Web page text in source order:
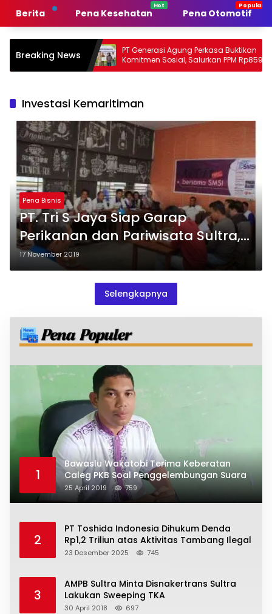
Berita Pena Kesehatan Pena Otomotif
Breaking NewsPT Generasi Agung Perkasa Buktikan
Komitmen Sosial, Salurkan PPM Rp859,4
Juta untuk Masyarakat Lingkar
Investasi Kemaritiman
Pena Bisnis
PT. Tri S Jaya Siap Garap
Perikanan dan Pariwisata Sultra,
Nilai Investasi Rp200 T
17 November 2019
Selengkapnya
1
Bawaslu Wakatobi Terima Keberatan
Caleg PKB Soal Penggelembungan Suara
25 April 2019 759
2
PT Toshida Indonesia Dihukum Denda
Rp1,2 Triliun atas Aktivitas Tambang Ilegal
23 Desember 2025 745
3
AMPB Sultra Minta Disnakertrans Sultra
Lakukan Sweeping TKA
30 April 2018 697